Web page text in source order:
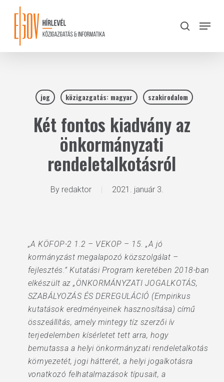
content
search
Menu
jog közigazgatás: magyar szakirodalom
Két fontos kiadvány az
önkormányzati
rendeletalkotásról
By redaktor 2021. január 3.
„A KÖFOP-2 1.2 – VEKOP – 15. „A jó
kormányzást megalapozó közszolgálat –
fejlesztés.” Kutatási Program keretében 2018-ban
elkészült az „ÖNKORMÁNYZATI JOGALKOTÁS,
SZABÁLYOZÁS ÉS DEREGULÁCIÓ (Empirikus
kutatások eredményeinek hasznosítása) című
összeállítás, amely mintegy tíz szerzői ív
terjedelemben kísérletet tett arra, hogy
bemutassa a helyi önkormányzati rendeletalkotás
környezetét, jogi hátterét, a helyi jogalkotásra
vonatkozó felhatalmazások típusait, a
Close